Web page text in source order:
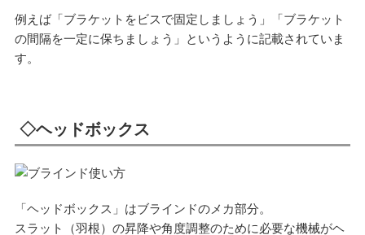
例えば「ブラケットをビスで固定しましょう」「ブラケット
の間隔を一定に保ちましょう」というように記載されていま
す。
◇ヘッドボックス
「ヘッドボックス」はブラインドのメカ部分。
スラット（羽根）の昇降や角度調整のために必要な機械がヘ